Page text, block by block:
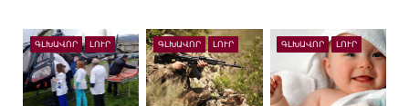
ԳԼԽԱՎՈՐ ԼՈՒՐ ԳԼԽԱՎՈՐ ԼՈՒՐ ԳԼԽԱՎՈՐ ԼՈՒՐ